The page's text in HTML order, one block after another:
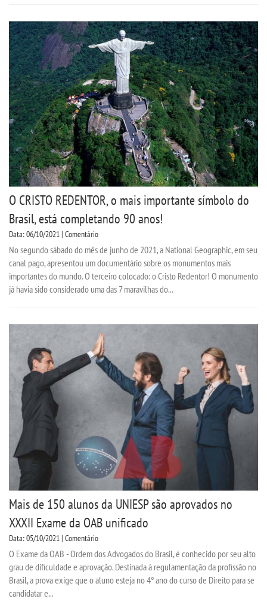
O CRISTO REDENTOR, o mais importante símbolo do
Brasil, está completando 90 anos!
Data: 06/10/2021 | Comentário
No segundo sábado do mês de junho de 2021, a National Geographic, em seu
canal pago, apresentou um documentário sobre os monumentos mais
importantes do mundo. O terceiro colocado: o Cristo Redentor! O monumento
já havia sido considerado uma das 7 maravilhas do...
Mais de 150 alunos da UNIESP são aprovados no
XXXII Exame da OAB unificado
Data: 05/10/2021 | Comentário
O Exame da OAB - Ordem dos Advogados do Brasil, é conhecido por seu alto
grau de dificuldade e aprovação. Destinada à regulamentação da profissão no
Brasil, a prova exige que o aluno esteja no 4° ano do curso de Direito para se
candidatar e...